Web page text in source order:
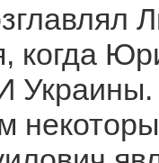
когда